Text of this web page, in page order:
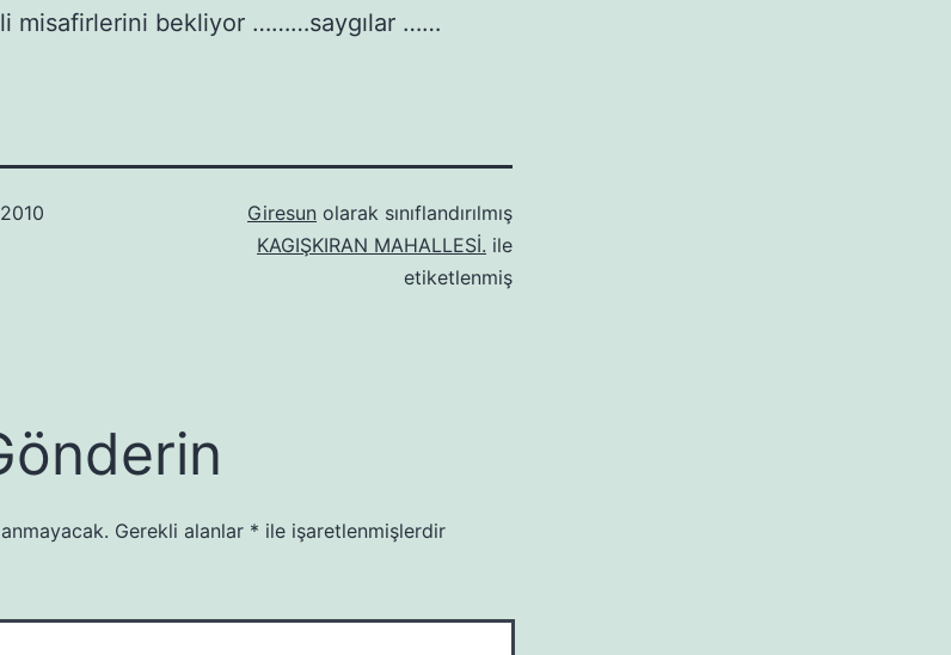
misafirlerini bekliyor ………saygılar ……
Giresun olarak sınıflandırılmış
KAGIŞKIRAN MAHALLESİ. ile
etiketlenmiş
Gerekli alanlar * ile işaretlenmişlerdir